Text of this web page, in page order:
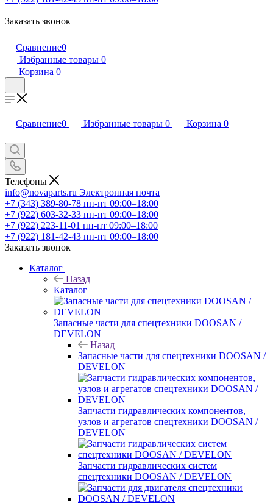
Заказать звонок
Сравнение0
Избранные товары 0
Корзина 0
Сравнение0 Избранные товары 0 Корзина 0
Телефоны
info@novaparts.ru Электронная почта
+7 (343) 389-80-78 пн-пт 09:00–18:00
+7 (922) 603-32-33 пн-пт 09:00–18:00
+7 (922) 223-11-01 пн-пт 09:00–18:00
+7 (922) 181-42-43 пн-пт 09:00–18:00
Заказать звонок
Каталог
Назад
Каталог
Запасные части для спецтехники DOOSAN /
DEVELON
Назад
Запасные части для спецтехники DOOSAN /
DEVELON
Запчасти гидравлических компонентов,
узлов и агрегатов спецтехники DOOSAN /
DEVELON
Запчасти гидравлических систем
спецтехники DOOSAN / DEVELON